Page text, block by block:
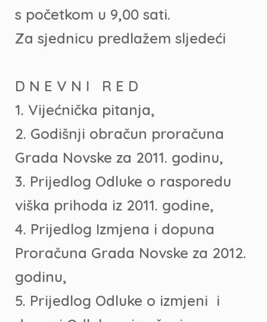
s početkom u 9,00 sati.
Za sjednicu predlažem sljedeći
D N E V N I R E D
1. Vijećnička pitanja,
2. Godišnji obračun proračuna
Grada Novske za 2011. godinu,
3. Prijedlog Odluke o rasporedu
viška prihoda iz 2011. godine,
4. Prijedlog Izmjena i dopuna
Proračuna Grada Novske za 2012.
godinu,
5. Prijedlog Odluke o izmjeni i